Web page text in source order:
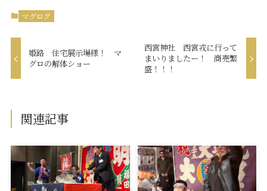
マグログ
姫路 住宅展示場様！ マ
グロの解体ショー
西宮神社 西宮戎に行って
まいりましたー！ 商売繁
盛！！！
関連記事